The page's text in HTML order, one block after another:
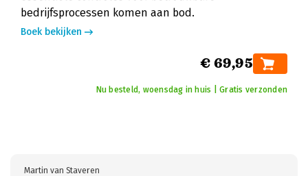
bedrijfsprocessen komen aan bod.
Boek bekijken
€ 69,95
Nu besteld, woensdag in huis | Gratis verzonden
Martin van Staveren